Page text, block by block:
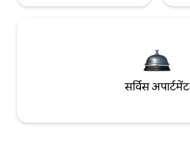
सर्विस अपार्टमेंट